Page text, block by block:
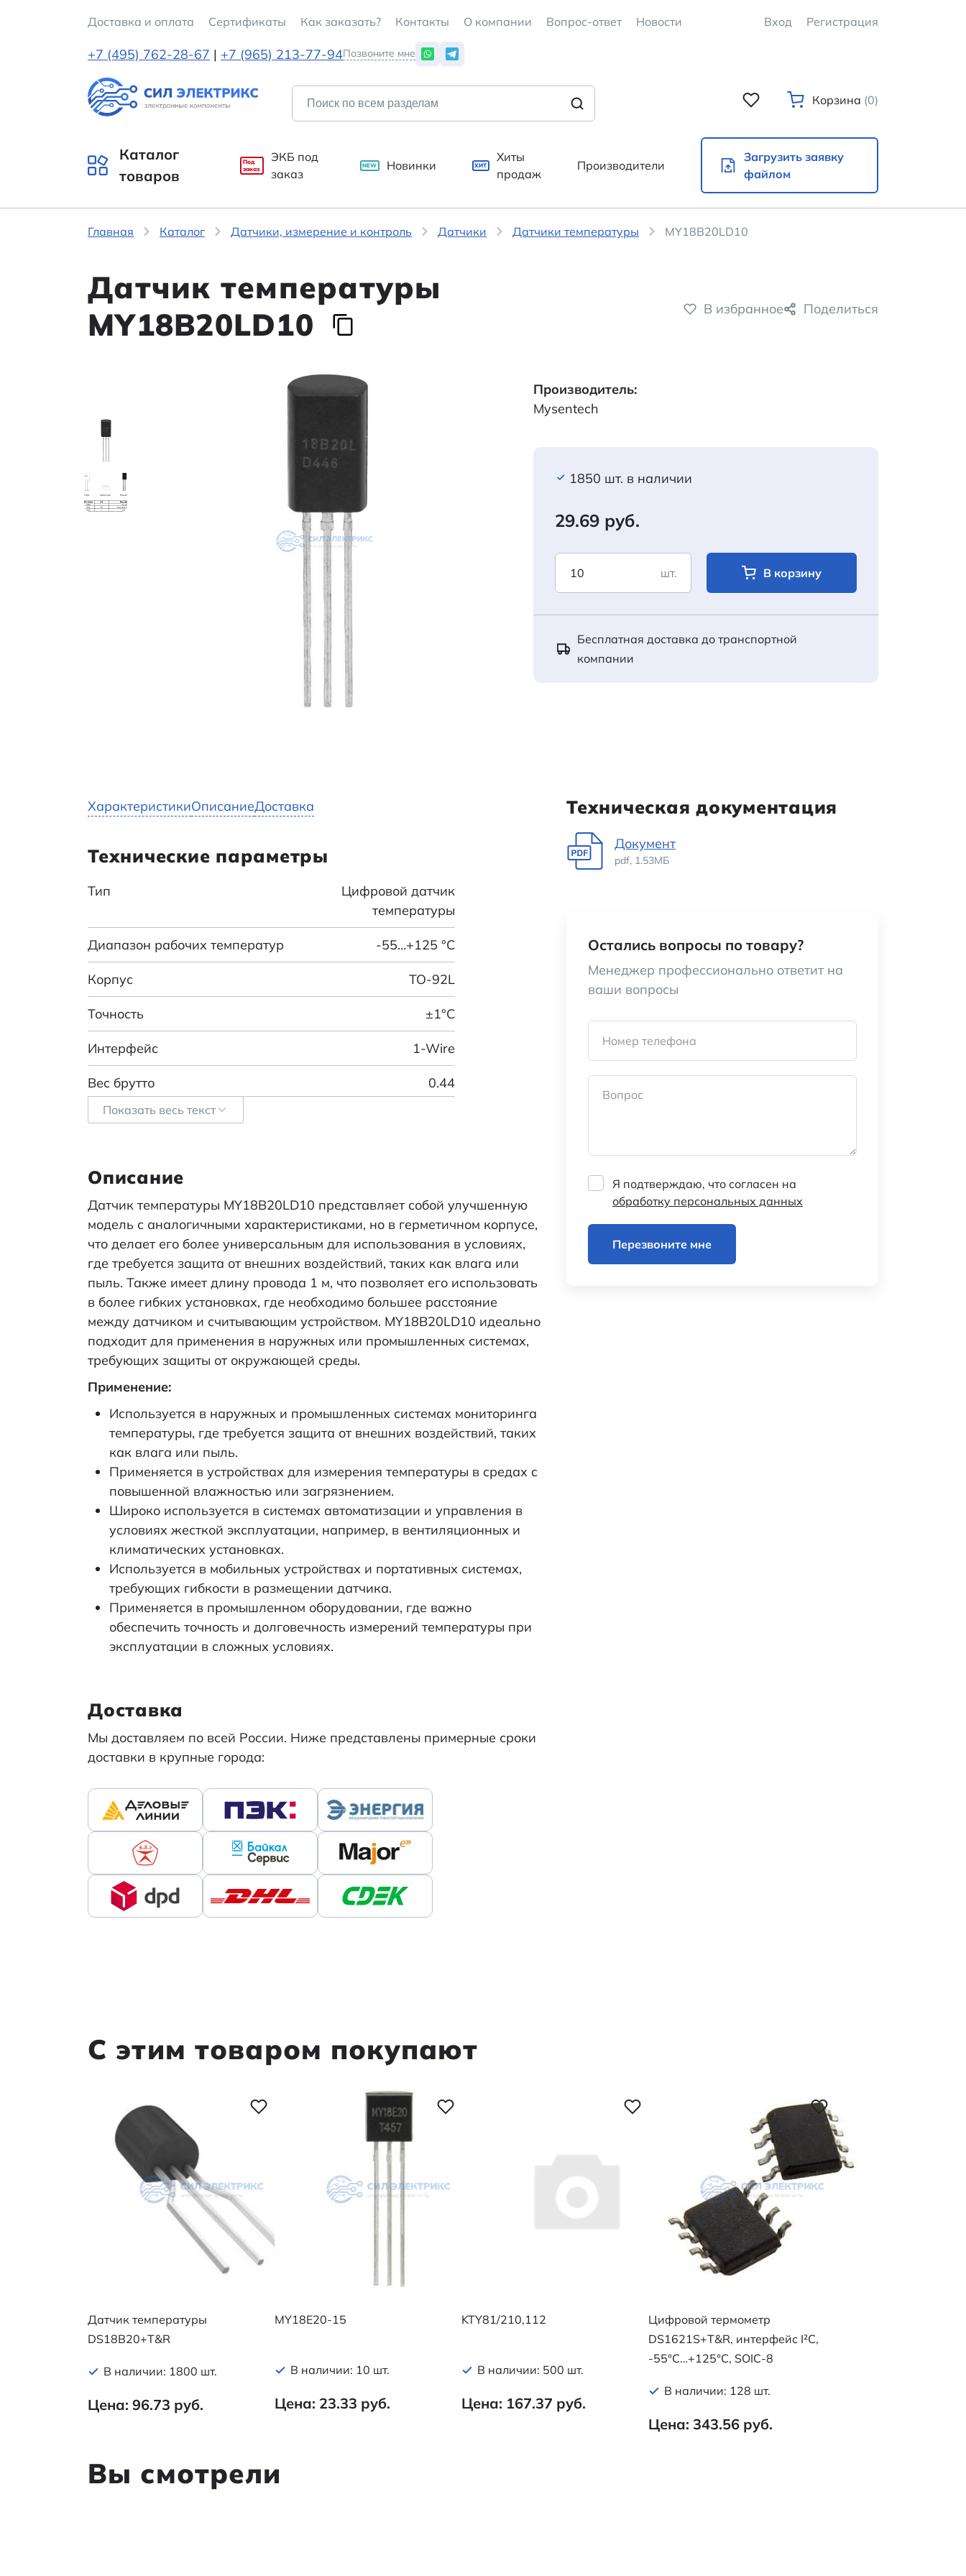
Доставка и оплата Cертификаты Как заказать? Контакты О компании Вопрос-ответ Новости Вход Регистрация
+7 (495) 762-28-67 | +7 (965) 213-77-94Позвоните мне
Корзина (0)
Каталог
товаров
Под
заказ
ЭКБ под
заказ
NEW Новинки ХИТ
Хиты
продаж
Производители
Загрузить заявку
файлом
Главная Каталог Датчики, измерение и контроль Датчики Датчики температуры MY18B20LD10
Датчик температуры
MY18B20LD10
В избранное Поделиться
Производитель:
Mysentech
1850 шт. в наличии
29.69 руб.
шт. В корзину
Бесплатная доставка до транспортной
компании
ХарактеристикиОписаниеДоставка
Технические параметры
Тип
Цифровой датчик
температуры
Диапазон рабочих температур -55…+125 °С
Корпус TO-92L
Точность ±1°C
Интерфейс 1-Wire
Вес брутто 0.44
Транспортная упаковка: размер/кол-во
Ток покоя, мкА
Время отклика, мс 500
Категория: Датчики температуры
Наименование MY18B20LD10
Показать весь текст
Описание
Датчик температуры MY18B20LD10 представляет собой улучшенную
модель с аналогичными характеристиками, но в герметичном корпусе,
что делает его более универсальным для использования в условиях,
где требуется защита от внешних воздействий, таких как влага или
пыль. Также имеет длину провода 1 м, что позволяет его использовать
в более гибких установках, где необходимо большее расстояние
между датчиком и считывающим устройством. MY18B20LD10 идеально
подходит для применения в наружных или промышленных системах,
требующих защиты от окружающей среды.
Применение:
Используется в наружных и промышленных системах мониторинга
температуры, где требуется защита от внешних воздействий, таких
как влага или пыль.
Применяется в устройствах для измерения температуры в средах с
повышенной влажностью или загрязнением.
Широко используется в системах автоматизации и управления в
условиях жесткой эксплуатации, например, в вентиляционных и
климатических установках.
Используется в мобильных устройствах и портативных системах,
требующих гибкости в размещении датчика.
Применяется в промышленном оборудовании, где важно
обеспечить точность и долговечность измерений температуры при
эксплуатации в сложных условиях.
Доставка
Мы доставляем по всей России. Ниже представлены примерные сроки
доставки в крупные города:
Техническая документация
Документ
pdf, 1.53МБ
Остались вопросы по товару?
Менеджер профессионально ответит на
ваши вопросы
Номер телефона
Вопрос
Я подтверждаю, что согласен на
обработку персональных данных
Перезвоните мне
С этим товаром покупают
Датчик температуры
DS18B20+T&R
В наличии: 1800 шт.
Цена: 96.73 руб.
MY18E20-15
В наличии: 10 шт.
Цена: 23.33 руб.
KTY81/210,112
В наличии: 500 шт.
Цена: 167.37 руб.
Цифровой термометр
DS1621S+T&R, интерфейс I²C,
-55°C…+125°C, SOIC-8
В наличии: 128 шт.
Цена: 343.56 руб.
Вы смотрели